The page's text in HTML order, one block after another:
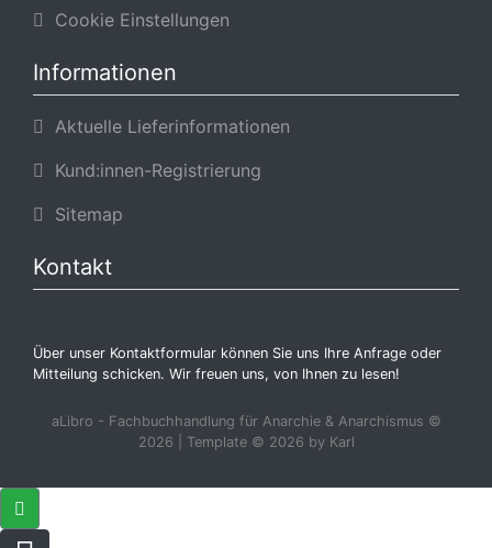
Cookie Einstellungen
Informationen
Aktuelle Lieferinformationen
Kund:innen-Registrierung
Sitemap
Kontakt
Über unser Kontaktformular können Sie uns Ihre Anfrage oder
Mitteilung schicken. Wir freuen uns, von Ihnen zu lesen!
aLibro - Fachbuchhandlung für Anarchie & Anarchismus ©
2026 | Template © 2026 by Karl